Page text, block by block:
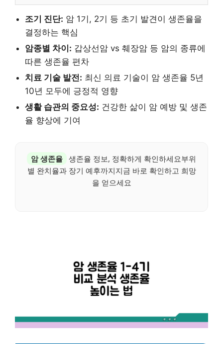
조기 진단: 암 1기, 2기 등 초기 발견이 생존율을
결정하는 핵심
암종별 차이: 갑상선암 vs 췌장암 등 암의 종류에
따른 생존율 편차
치료 기술 발전: 최신 의료 기술이 암 생존율 5년
10년 모두에 긍정적 영향
생활 습관의 중요성: 건강한 삶이 암 예방 및 생존
율 향상에 기여
암 생존율 생존율 정보, 정확하게 확인하세요부위
별 완치율과 장기 예후까지지금 바로 확인하고 희망
을 얻으세요